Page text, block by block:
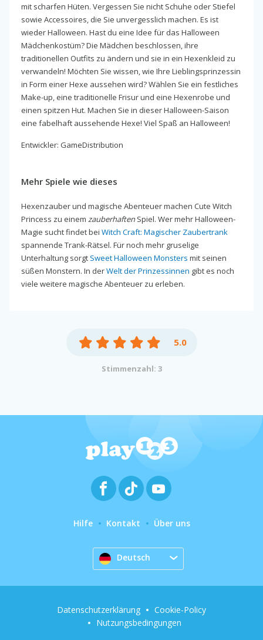
mit scharfen Hüten. Vergessen Sie nicht Schuhe oder Stiefel
sowie Accessoires, die Sie unvergesslich machen. Es ist
wieder Halloween. Hast du eine Idee für das Halloween
Mädchenkostüm? Die Mädchen beschlossen, ihre
traditionellen Outfits zu ändern und sie in ein Hexenkleid zu
verwandeln! Möchten Sie wissen, wie Ihre Lieblingsprinzessin
in Form einer Hexe aussehen wird? Wählen Sie ein festliches
Make-up, eine traditionelle Frisur und eine Hexenrobe und
einen spitzen Hut. Machen Sie in dieser Halloween-Saison
eine fabelhaft aussehende Hexe! Viel Spaß an Halloween!
Entwickler: GameDistribution
Mehr Spiele wie dieses
Hexenzauber und magische Abenteuer machen Cute Witch
Princess zu einem zauberhaftenSpiel. Wer mehr Halloween-
Magie sucht findet bei Witch Craft: Magischer Zaubertrank
spannende Trank-Rätsel. Für noch mehr gruselige
Unterhaltung sorgt Sweet Halloween Monsters mit seinen
süßen Monstern. In derWelt der Prinzessinnen gibt es noch
viele weitere magische Abenteuer zu erleben.
5.0
Stimmenzahl: 3
Hilfe Kontakt Über uns
Deutsch
Datenschutzerklärung
Cookie-Policy
Nutzungsbedingungen